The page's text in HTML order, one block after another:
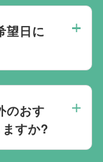
続きが必要で
びすにご連絡
ちろん、ご搬
の各種手続き
いいたしま
望日に
場と提携し
している地域
ることも可能
のおす
すか?